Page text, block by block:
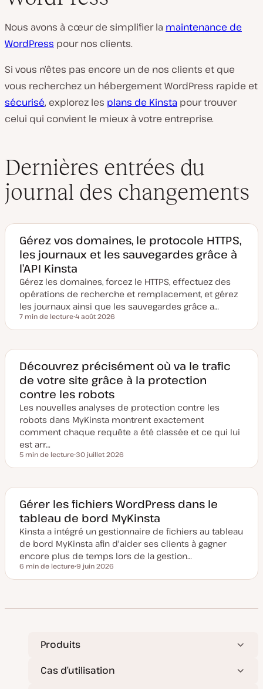
Nous avons à cœur de simplifier la maintenance de
WordPress pour nos clients.
Si vous n’êtes pas encore un de nos clients et que
vous recherchez un hébergement WordPress rapide et
sécurisé, explorez les plans de Kinsta pour trouver
celui qui convient le mieux à votre entreprise.
Dernières entrées du
journal des changements
Gérez vos domaines, le protocole HTTPS,
les journaux et les sauvegardes grâce à
l’API Kinsta
Gérez les domaines, forcez le HTTPS, effectuez des
opérations de recherche et remplacement, et gérez
les journaux ainsi que les sauvegardes grâce a…
Temps de lecture
7 min de lecture
a
m
i
s
e
à
j
o
u
r
4 août 2026
Découvrez précisément où va le trafic
de votre site grâce à la protection
contre les robots
Les nouvelles analyses de protection contre les
robots dans MyKinsta montrent exactement
comment chaque requête a été classée et ce qui lui
est arr…
Temps de lecture
5 min de lecture
a
e
m
i
s
e
à
j
o
u
r
30 juillet 2026
Gérer les fichiers WordPress dans le
tableau de bord MyKinsta
Kinsta a intégré un gestionnaire de fichiers au tableau
de bord MyKinsta afin d'aider ses clients à gagner
encore plus de temps lors de la gestion…
Temps de lecture
6 min de lecture
a
e
e
à
u
9 juin 2026
Produits
Cas d’utilisation